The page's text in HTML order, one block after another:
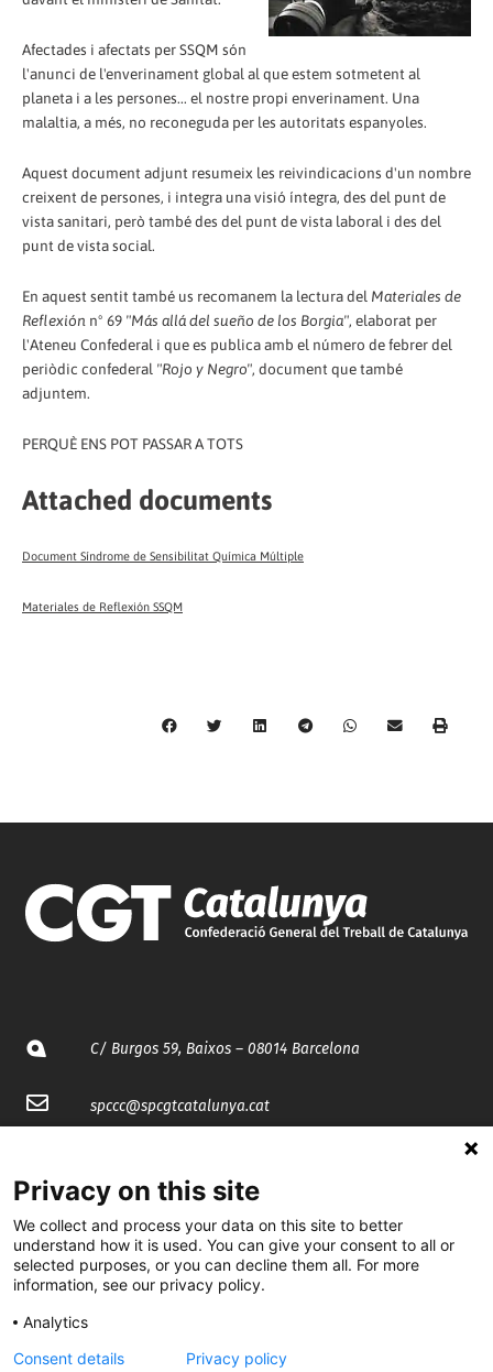
Afectades i afectats per SSQM són
l'anunci de l'enverinament global al que estem sotmetent al
planeta i a les persones... el nostre propi enverinament. Una
malaltia, a més, no reconeguda per les autoritats espanyoles.
Aquest document adjunt resumeix les reivindicacions d'un nombre
creixent de persones, i integra una visió íntegra, des del punt de
vista sanitari, però també des del punt de vista laboral i des del
punt de vista social.
En aquest sentit també us recomanem la lectura del Materiales de
Reflexión nº 69 "Más allá del sueño de los Borgia", elaborat per
l'Ateneu Confederal i que es publica amb el número de febrer del
periòdic confederal "Rojo y Negro", document que també
adjuntem.
PERQUÈ ENS POT PASSAR A TOTS
Attached documents
Document Síndrome de Sensibilitat Química Múltiple
Materiales de Reflexión SSQM
C/ Burgos 59, Baixos – 08014 Barcelona
spccc@spcgtcatalunya.cat
@CGTCatalunya
cgtcatalunya
cgtcatalunya
Privacy on this site
We collect and process your data on this site to better
understand how it is used. You can give your consent to all or
selected purposes, or you can decline them all. For more
information, see our privacy policy.
Analytics
Consent details
Privacy policy